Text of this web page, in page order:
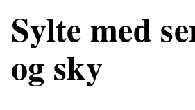
Sylte med
og sky